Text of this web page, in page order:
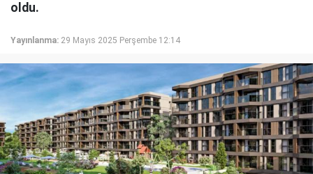
oldu.
Yayınlanma: 29 Mayıs 2025 Perşembe 12:14